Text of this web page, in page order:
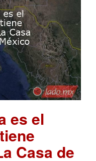
es el
Casa de